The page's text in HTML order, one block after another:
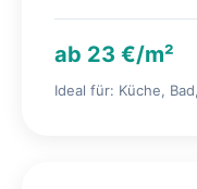
ab 23 €/m²
Ideal für: Küche,